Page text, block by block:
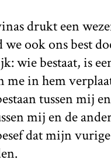
drukt een
ook ons best
wie bestaat, is
me in hem
tussen mij
mij en de
dat mijn